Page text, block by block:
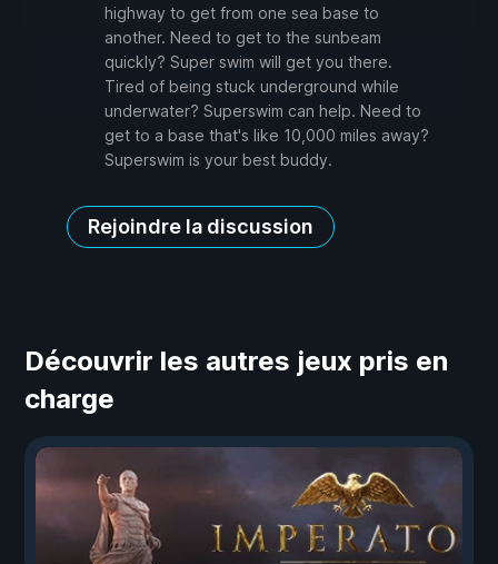
highway to get from one sea base to
another. Need to get to the sunbeam
quickly? Super swim will get you there.
Tired of being stuck underground while
underwater? Superswim can help. Need to
get to a base that's like 10,000 miles away?
Superswim is your best buddy.
Rejoindre la discussion
Découvrir les autres jeux pris en
charge